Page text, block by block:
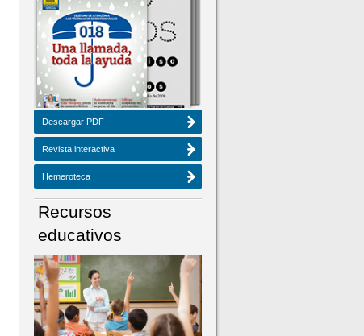
Descargar PDF
Revista interactiva
Hemeroteca
Recursos
educativos